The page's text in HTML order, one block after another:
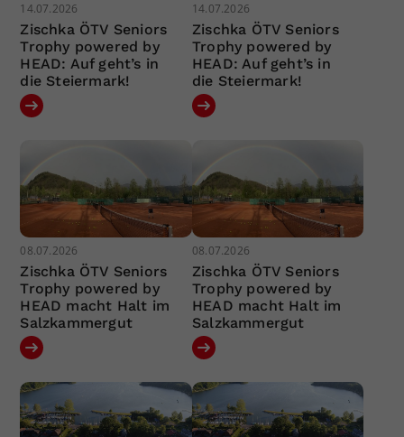
14.07.2026
Zischka ÖTV Seniors
Trophy powered by
HEAD: Auf geht’s in
die Steiermark!
14.07.2026
Zischka ÖTV Seniors
Trophy powered by
HEAD: Auf geht’s in
die Steiermark!
08.07.2026
Zischka ÖTV Seniors
Trophy powered by
HEAD macht Halt im
Salzkammergut
08.07.2026
Zischka ÖTV Seniors
Trophy powered by
HEAD macht Halt im
Salzkammergut